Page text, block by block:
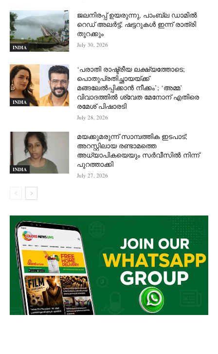
INDIA
ജലനിരപ്പ് ഉയരുന്നു, പാംബ്ല ഡാമിൽ
റെഡ് അലർട്ട്; ഷട്ടറുകൾ ഇന്ന് രാത്രി
തുറക്കും
July 30, 2026
INDIA
‘പരാതി രാഷ്ട്രീയ ലക്ഷ്യത്തോടെ;
പൊതുപ്രതിച്ഛായയ്ക്ക്
മങ്ങലേല്‍പ്പിക്കാന്‍ നീക്കം’; ‘അമ്മ’
വിവാദത്തില്‍ ശ്വേത മേനോന് എതിരെ
രമേശ് പിഷാരടി
July 28, 2026
INDIA
മയക്കുമരുന്ന് സാമ്പത്തിക ഇടപാട്;
അറസ്റ്റിലായ രണ്ടാമത്തെ
അധ്യാപികയെയും സർവീസിൽ നിന്ന്
പുറത്താക്കി
July 27, 2026